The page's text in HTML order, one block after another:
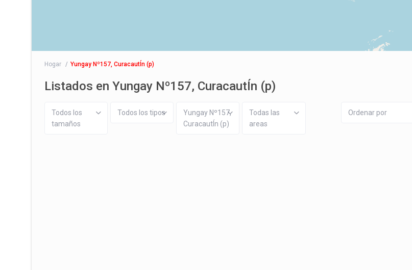
Hogar Yungay Nº157, CuracautÍn (p)
Listados en Yungay Nº157, CuracautÍn (p)
Todos los
tamaños
Todos los tipos
Yungay Nº157,
CuracautÍn (p)
Todas las
areas
Ordenar por